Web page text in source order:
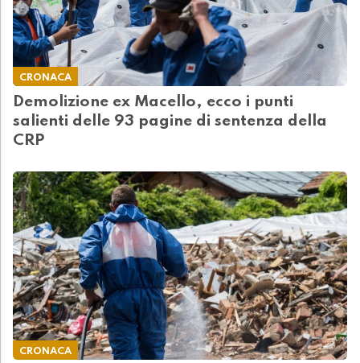
CRONACA
Demolizione ex Macello, ecco i punti
salienti delle 93 pagine di sentenza della
CRP
CRONACA